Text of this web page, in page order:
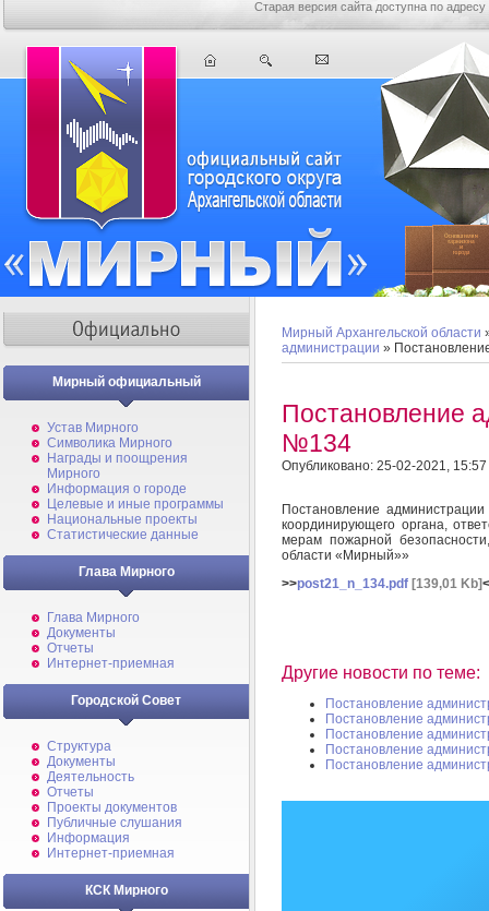
Старая версия сайта доступна по адресу
Мирный официальный
Устав Мирного
Символика Мирного
Награды и поощрения
Мирного
Информация о городе
Целевые и иные программы
Национальные проекты
Статистические данные
Глава Мирного
Глава Мирного
Документы
Отчеты
Интернет-приемная
Городской Совет
Структура
Документы
Деятельность
Отчеты
Проекты документов
Публичные слушания
Информация
Интернет-приемная
КСК Мирного
Мирный Архангельской области
администрации »
Постановление
№134
Опубликовано: 25-02-2021, 15:57
Постановление
координирующего органа,
мерам пожарной
области «Мирный»»
>>post21_n_134.pdf [139,01 Kb]
Другие новости по теме:
Постановление
Постановление
Постановление
Постановление
Постановление